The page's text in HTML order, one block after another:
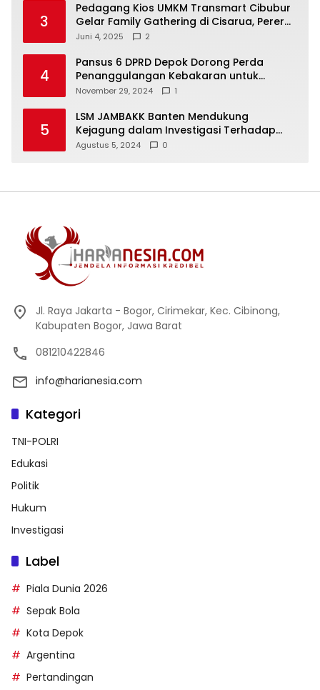
3
Pedagang Kios UMKM Transmart Cibubur
Gelar Family Gathering di Cisarua, Pererat
Silaturahmi dan Kekompakan
Juni 4, 2025 2
4
Pansus 6 DPRD Depok Dorong Perda
Penanggulangan Kebakaran untuk
Keselamatan Warga
November 29, 2024 1
5
LSM JAMBAKK Banten Mendukung
Kejagung dalam Investigasi Terhadap
Walikota Bandar Lampung
Agustus 5, 2024 0
Jl. Raya Jakarta - Bogor, Cirimekar, Kec. Cibinong,
Kabupaten Bogor, Jawa Barat
081210422846
info@harianesia.com
Kategori
TNI-POLRI
Edukasi
Politik
Hukum
Investigasi
Label
Piala Dunia 2026
Sepak Bola
Kota Depok
Argentina
Pertandingan